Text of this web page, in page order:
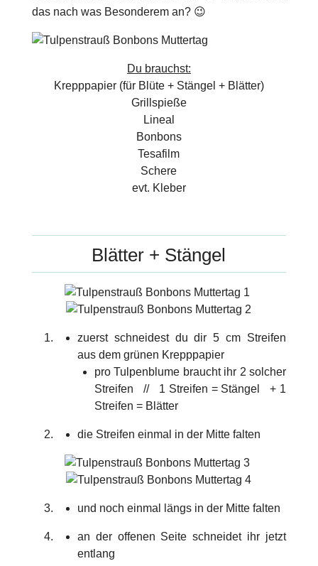
das nach was Besonderem an? 😉
Du brauchst:
Krepppapier (für Blüte + Stängel + Blätter)
Grillspieße
Lineal
Bonbons
Tesafilm
Schere
evt. Kleber
Blätter + Stängel
zuerst schneidest du dir 5 cm Streifen
aus dem grünen Krepppapier
pro Tulpenblume braucht ihr 2 solcher
Streifen // 1 Streifen = Stängel + 1
Streifen = Blätter
die Streifen einmal in der Mitte falten
und noch einmal längs in der Mitte falten
an der offenen Seite schneidet ihr jetzt
entlang